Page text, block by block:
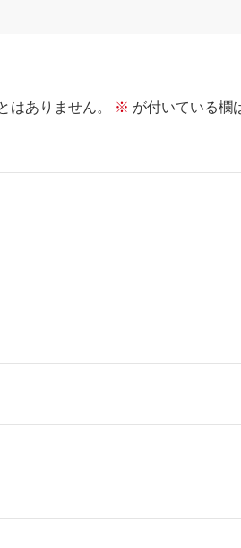
ありません。 ※ が付いている欄